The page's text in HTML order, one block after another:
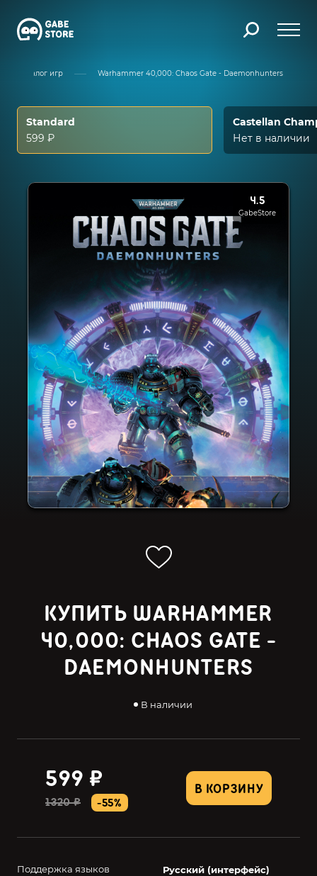
Каталог игр Warhammer 40,000: Chaos Gate - Daemonhunters
Standard
599 ₽
Castellan
Нет в наличии
4.5
GabeStore
КУПИТЬ WARHAMMER
40,000: CHAOS GATE -
DAEMONHUNTERS
В наличии
В КОРЗИНУ
599 ₽
1320 ₽ -55%
Поддержка языков Русский (интерфейс)